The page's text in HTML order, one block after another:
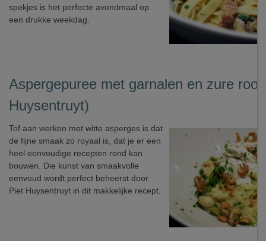
spekjes is het perfecte avondmaal op
een drukke weekdag.
Aspergepuree met garnalen en zure
Huysentruyt)
Tof aan werken met witte asperges is dat
de fijne smaak zo royaal is, dat je er een
heel eenvoudige recepten rond kan
bouwen. Die kunst van smaakvolle
eenvoud wordt perfect beheerst door
Piet Huysentruyt in dit makkelijke recept.